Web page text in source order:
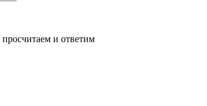
и ответим